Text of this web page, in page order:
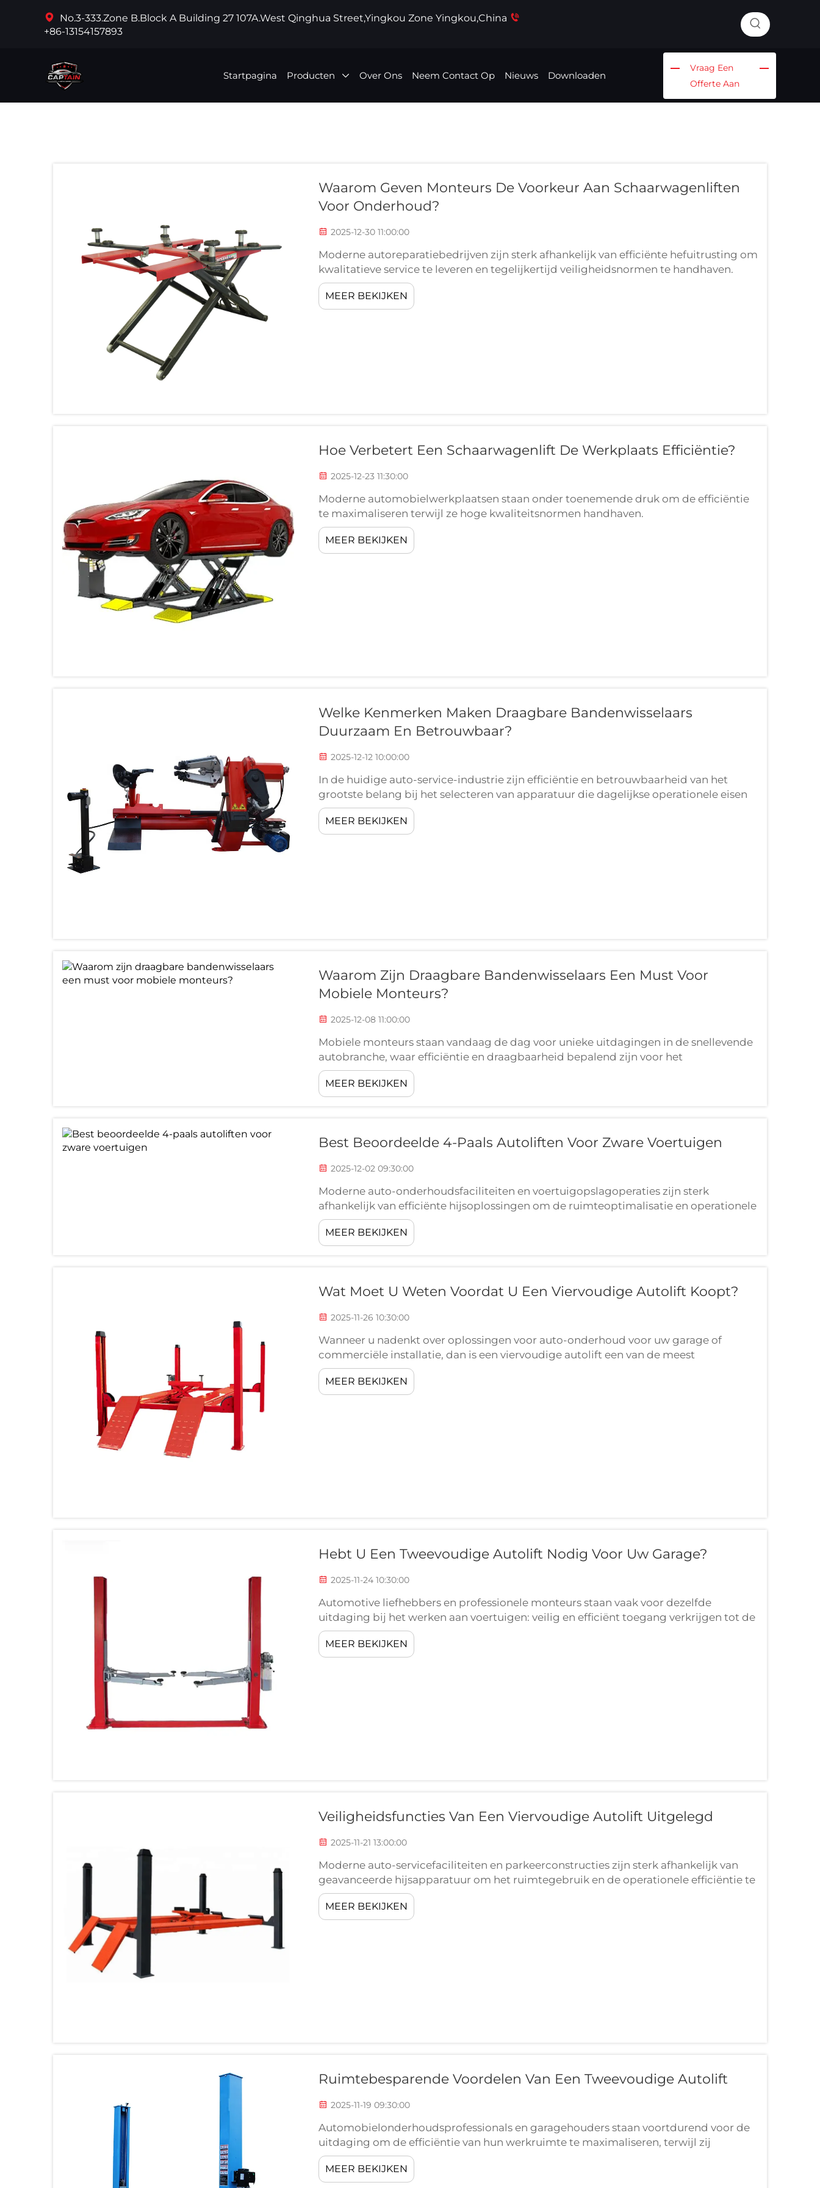
No.3-333.Zone B.Block A Building 27 107A.West Qinghua Street,Yingkou Zone Yingkou,China
+86-13154157893
Startpagina Producten Over Ons Neem Contact Op Nieuws Downloaden
Vraag Een
Offerte Aan
Waarom Geven Monteurs De Voorkeur Aan Schaarwagenliften
Voor Onderhoud?
2025-12-30 11:00:00
Moderne autoreparatiebedrijven zijn sterk afhankelijk van efficiënte hefuitrusting om
kwalitatieve service te leveren en tegelijkertijd veiligheidsnormen te handhaven.
Onder de verschillende soorten voertuighefapparatuur die beschikbaar is, zijn
schaarwielopheffers uitgegroeid tot de favoriete keuze...
MEER BEKIJKEN
Hoe Verbetert Een Schaarwagenlift De Werkplaats Efficiëntie?
2025-12-23 11:30:00
Moderne automobielwerkplaatsen staan onder toenemende druk om de efficiëntie
te maximaliseren terwijl ze hoge kwaliteitsnormen handhaven.
Werkplaatsbeheerders zijn voortdurend op zoek naar uitrustingsoplossingen die
operaties kunnen stroomlijnen, arbeidstijd kunnen verminderen en de algehele
prestaties kunnen verbeteren.
MEER BEKIJKEN
Welke Kenmerken Maken Draagbare Bandenwisselaars
Duurzaam En Betrouwbaar?
2025-12-12 10:00:00
In de huidige auto-service-industrie zijn efficiëntie en betrouwbaarheid van het
grootste belang bij het selecteren van apparatuur die dagelijkse operationele eisen
kan weerstaan. Draagbare bandenwisselaars zijn uitgegroeid tot essentiële
hulpmiddelen voor bandenserviceprofessionals die...
MEER BEKIJKEN
Waarom Zijn Draagbare Bandenwisselaars Een Must Voor
Mobiele Monteurs?
2025-12-08 11:00:00
Mobiele monteurs staan vandaag de dag voor unieke uitdagingen in de snellevende
autobranche, waar efficiëntie en draagbaarheid bepalend zijn voor het
bedrijfssucces. Onder de essentiële gereedschappen die succesvolle mobiele
werkzaamheden onderscheiden van minder succesvolle, nemen draagbare...
MEER BEKIJKEN
Best Beoordeelde 4-Paals Autoliften Voor Zware Voertuigen
2025-12-02 09:30:00
Moderne auto-onderhoudsfaciliteiten en voertuigopslagoperaties zijn sterk
afhankelijk van efficiënte hijsoplossingen om de ruimteoptimalisatie en operationele
productiviteit te maximaliseren. Professionele 4-paals autoliften zijn uitgegroeid tot
de kerntechnologie...
MEER BEKIJKEN
Wat Moet U Weten Voordat U Een Viervoudige Autolift Koopt?
2025-11-26 10:30:00
Wanneer u nadenkt over oplossingen voor auto-onderhoud voor uw garage of
commerciële installatie, dan is een viervoudige autolift een van de meest
betrouwbare en veelzijdige opties die beschikbaar zijn. Deze hydraulische wonderen
bieden stabiele vierpuntssteun die het mogelijk maakt om voertuigen veilig en
efficiënt te tillen.
MEER BEKIJKEN
Hebt U Een Tweevoudige Autolift Nodig Voor Uw Garage?
2025-11-24 10:30:00
Automotive liefhebbers en professionele monteurs staan vaak voor dezelfde
uitdaging bij het werken aan voertuigen: veilig en efficiënt toegang verkrijgen tot de
onderkant van het voertuig. Traditionele methoden zoals vloerwissers en rampen
hebben beperkingen die zowel de veiligheid als de efficiëntie kunnen aantasten.
MEER BEKIJKEN
Veiligheidsfuncties Van Een Viervoudige Autolift Uitgelegd
2025-11-21 13:00:00
Moderne auto-servicefaciliteiten en parkeerconstructies zijn sterk afhankelijk van
geavanceerde hijsapparatuur om het ruimtegebruik en de operationele efficiëntie te
maximaliseren. De viervoudige parkeerlift is uitgegroeid tot een van de meest
betrouwbare en veelzijdige oplossingen.
MEER BEKIJKEN
Ruimtebesparende Voordelen Van Een Tweevoudige Autolift
2025-11-19 09:30:00
Automobielonderhoudsprofessionals en garagehouders staan voortdurend voor de
uitdaging om de efficiëntie van hun werkruimte te maximaliseren, terwijl zij
tegelijkertijd hoge kwaliteitsnormen handhaven. Een 2-posten autohefbrug vormt
een van de meest strategische investeringen voor het optimaliseren van de...
MEER BEKIJKEN